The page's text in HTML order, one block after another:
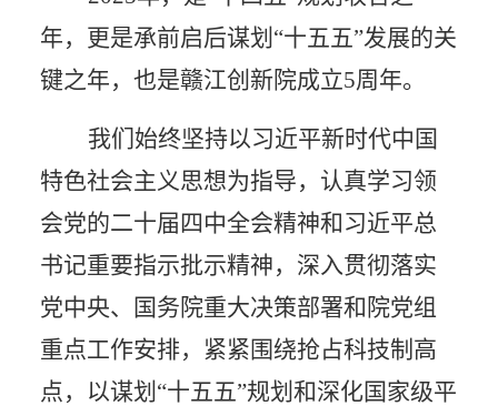
年，更是承前启后谋划“十五五”发展的关
键之年，也是赣江创新院成立5周年。
我们始终坚持以习近平新时代中国
特色社会主义思想为指导，认真学习领
会党的二十届四中全会精神和习近平总
书记重要指示批示精神，深入贯彻落实
党中央、国务院重大决策部署和院党组
重点工作安排，紧紧围绕抢占科技制高
点，以谋划 “十五五”规划和深化国家级平